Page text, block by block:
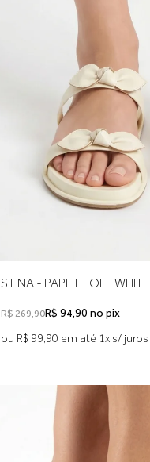
SIENA - PAPETE OFF WHITE
R$ 269,90R$ 94,90 no pix
ou R$ 99,90 em até 1x s/ juros